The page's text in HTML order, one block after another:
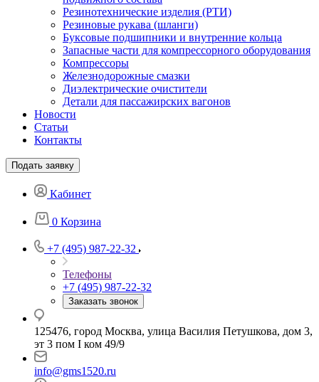
Резинотехнические изделия (РТИ)
Резиновые рукава (шланги)
Буксовые подшипники и внутренние кольца
Запасные части для компрессорного оборудования
Компрессоры
Железнодорожные смазки
Диэлектрические очистители
Детали для пассажирских вагонов
Новости
Статьи
Контакты
Подать заявку
Кабинет
0 Корзина
+7 (495) 987-22-32
Телефоны
+7 (495) 987-22-32
Заказать звонок
125476, город Москва, улица Василия Петушкова, дом 3,
эт 3 пом I ком 49/9
info@gms1520.ru